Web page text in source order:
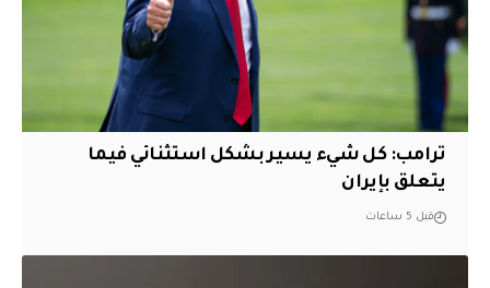
ترامب: كل شيء يسير بشكل استثنائي فيما
يتعلق بإيران
قبل 5 ساعات